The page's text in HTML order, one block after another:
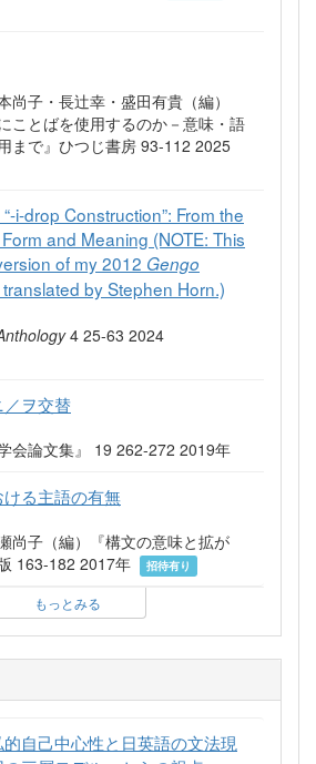
尚子・長辻幸・盛田有貴（編）
ことばを使用するのか－意味・語
まで』ひつじ書房 93-112 2025
i-drop Construction”: From the
and Meaning (NOTE: This
of my 2012 Gengo
by Stephen Horn.)
4 25-63 2024
ヲ交替
会論文集』 19 262-272 2019年
る主語の有無
尚子（編）『構文の意味と拡が
163-182 2017年
招待有り
もっとみる
的自己中心性と日英語の文法現